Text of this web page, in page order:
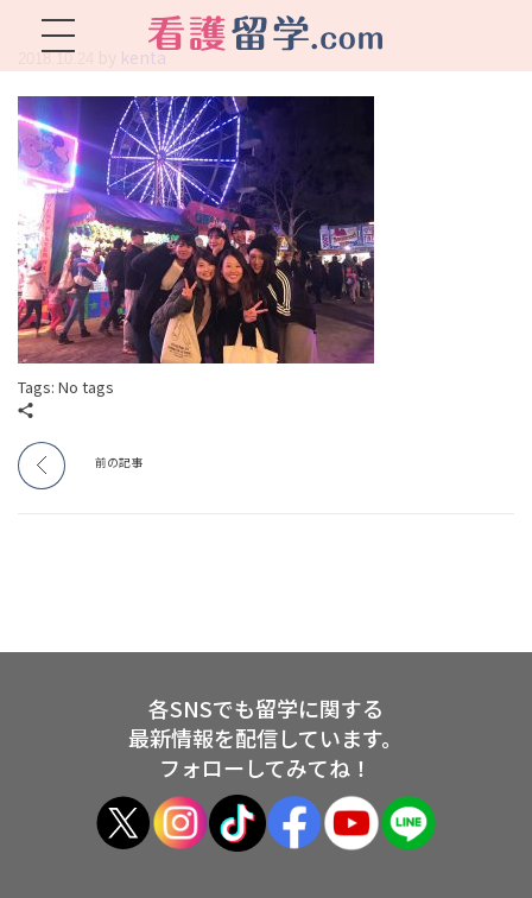
kenta
Tags: No tags
前の記事
各SNSでも留学に関する
最新情報を配信しています。
フォローしてみてね！